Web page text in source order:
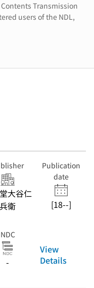
Transmission
users of the NDL,
大谷仁
兵衛
Publication
date
[18--]
NDC
-
View
Details